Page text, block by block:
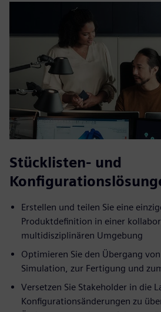
Stücklisten- und
Erstellen und teilen Sie eine
Produktdefinition in einer
multidisziplinären Umgebung
Optimieren Sie den Übergang
Simulation, zur Fertigung und
Versetzen Sie Stakeholder in die
Konfigurationsänderungen zu